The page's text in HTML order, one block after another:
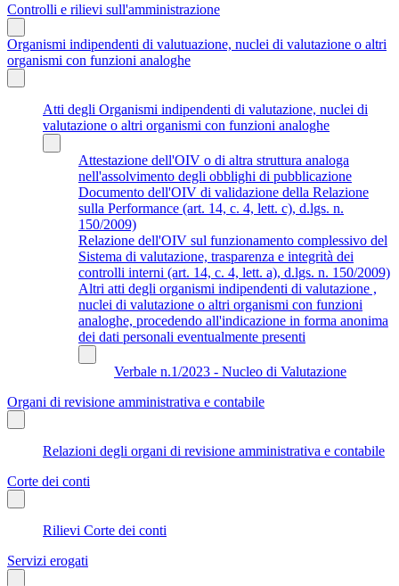
Controlli e rilievi sull'amministrazione
Organismi indipendenti di valutuazione, nuclei di valutazione o altri
organismi con funzioni analoghe
Atti degli Organismi indipendenti di valutazione, nuclei di
valutazione o altri organismi con funzioni analoghe
Attestazione dell'OIV o di altra struttura analoga
nell'assolvimento degli obblighi di pubblicazione
Documento dell'OIV di validazione della Relazione
sulla Performance (art. 14, c. 4, lett. c), d.lgs. n.
150/2009)
Relazione dell'OIV sul funzionamento complessivo del
Sistema di valutazione, trasparenza e integrità dei
controlli interni (art. 14, c. 4, lett. a), d.lgs. n. 150/2009)
Altri atti degli organismi indipendenti di valutazione ,
nuclei di valutazione o altri organismi con funzioni
analoghe, procedendo all'indicazione in forma anonima
dei dati personali eventualmente presenti
Verbale n.1/2023 - Nucleo di Valutazione
Organi di revisione amministrativa e contabile
Relazioni degli organi di revisione amministrativa e contabile
Corte dei conti
Rilievi Corte dei conti
Servizi erogati